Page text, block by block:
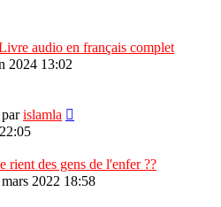
audio en français complet
2024 13:02
parislamla
rient des gens de l'enfer ??
2022 18:58